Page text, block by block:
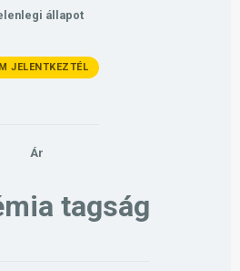
állapot
JELENTKEZTÉL
Ár
tagság